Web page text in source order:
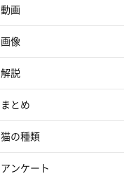
動画
画像
解説
まとめ
猫の種類
アンケート